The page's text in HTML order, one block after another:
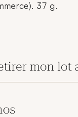
37 g.
mon lot